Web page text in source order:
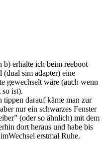
b) erhalte ich beim reeboot
(dual sim adapter) eine
gewechselt wäre (auch wenn
so ist).
darauf käme man zur
nur ein schwarzes Fenster
(oder so ähnlich) mit dem
dort heraus und habe bis
erstmal Ruhe.